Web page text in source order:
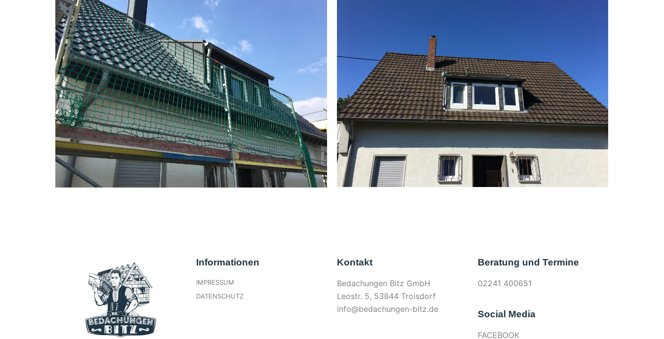
Informationen
IMPRESSUM
DATENSCHUTZ
Kontakt
Bedachungen Bitz GmbH
Leostr. 5, 53844 Troisdorf
info@bedachungen-bitz.de
Beratung und Termine
02241 400651
Social Media
FACEBOOK